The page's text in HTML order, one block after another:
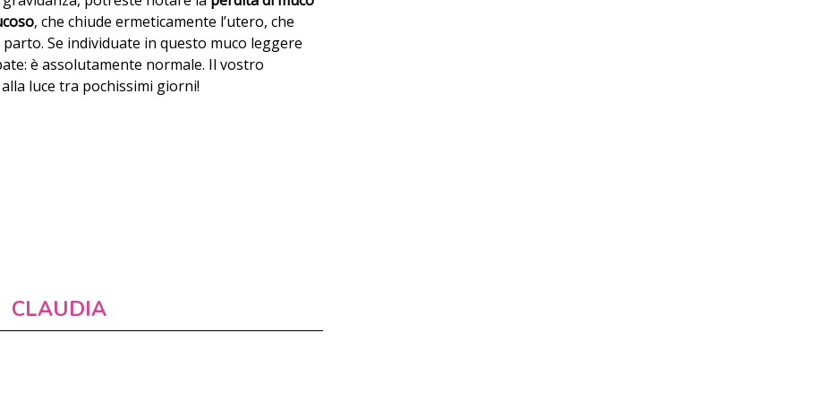
, che chiude ermeticamente l’utero, che
Se individuate in questo muco leggere
è assolutamente normale. Il vostro
luce tra pochissimi giorni!
CLAUDIA